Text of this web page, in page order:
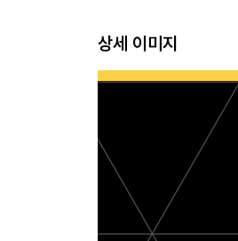
1. 수준측량의 개요
2. 레벨의 종류와 구조
4. 간접 수준측량과 종
5. 오차와 정밀도
- 출제예상문제
04 각측량
1. 각의 종류와 측정법
상세 이미지